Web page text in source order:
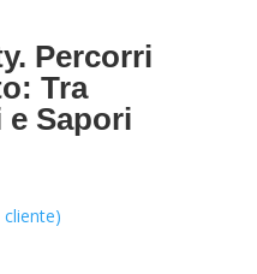
Percorri
Tra
Sapori